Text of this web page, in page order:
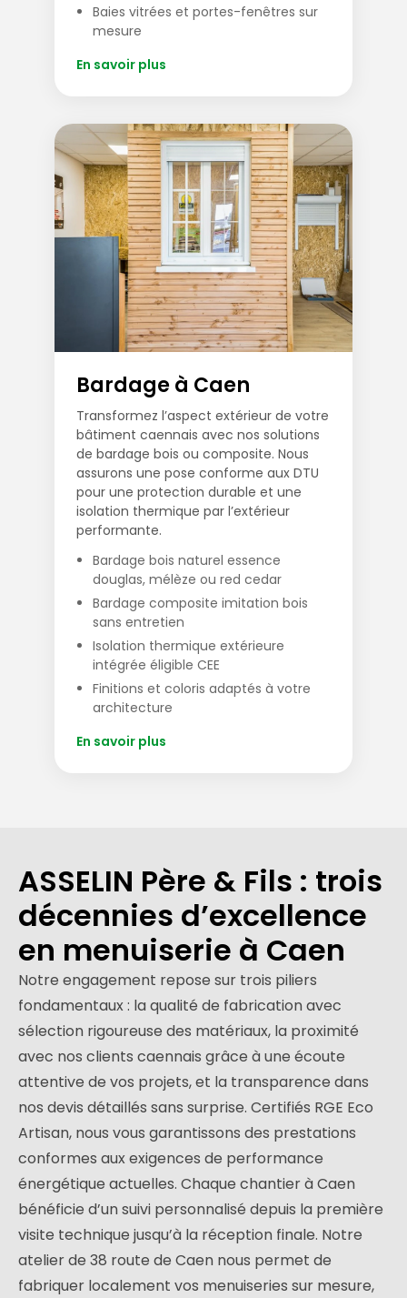
Baies vitrées et portes-fenêtres sur
mesure
En savoir plus
Bardage à Caen
Transformez l’aspect extérieur de votre
bâtiment caennais avec nos solutions
de bardage bois ou composite. Nous
assurons une pose conforme aux DTU
pour une protection durable et une
isolation thermique par l’extérieur
performante.
Bardage bois naturel essence
douglas, mélèze ou red cedar
Bardage composite imitation bois
sans entretien
Isolation thermique extérieure
intégrée éligible CEE
Finitions et coloris adaptés à votre
architecture
En savoir plus
ASSELIN Père & Fils : trois
décennies d’excellence
en menuiserie à Caen
Notre engagement repose sur trois piliers
fondamentaux : la qualité de fabrication avec
sélection rigoureuse des matériaux, la proximité
avec nos clients caennais grâce à une écoute
attentive de vos projets, et la transparence dans
nos devis détaillés sans surprise. Certifiés RGE Eco
Artisan, nous vous garantissons des prestations
conformes aux exigences de performance
énergétique actuelles. Chaque chantier à Caen
bénéficie d’un suivi personnalisé depuis la première
visite technique jusqu’à la réception finale. Notre
atelier de 38 route de Caen nous permet de
fabriquer localement vos menuiseries sur mesure,